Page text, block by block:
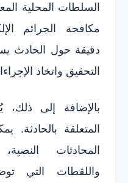
السلطات المحلية
مكافحة الجرائم
دقيقة حول الحادث
التحقيق واتخاذ
بالإضافة إلى ذلك،
المتعلقة
المحادثات النصية،
واللقطات التي